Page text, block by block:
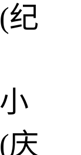
纪
庆